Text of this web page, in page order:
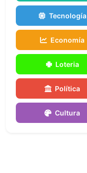
Tecnología
Economía
Loteria
Política
Cultura